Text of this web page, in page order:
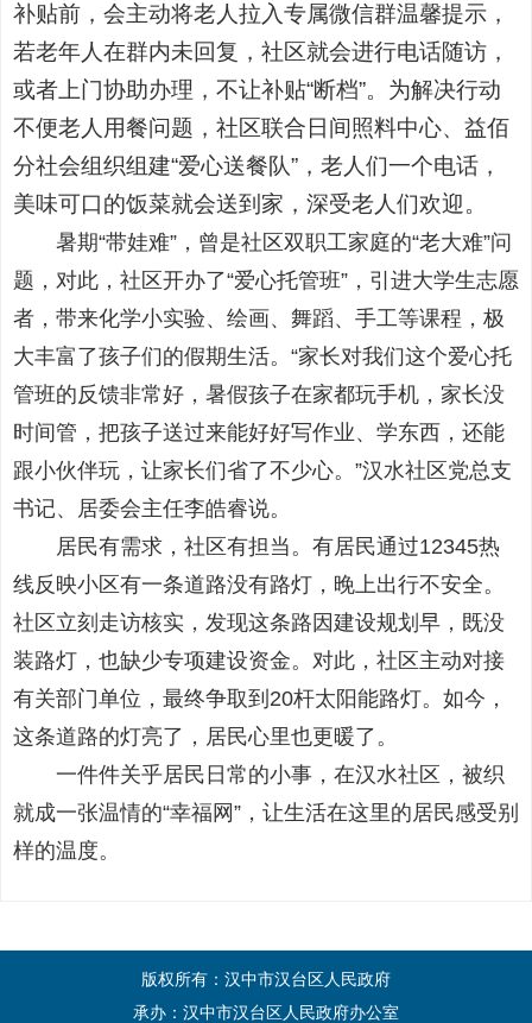
补贴前，会主动将老人拉入专属微信群温馨提示，
若老年人在群内未回复，社区就会进行电话随访，
或者上门协助办理，不让补贴“断档”。为解决行动
不便老人用餐问题，社区联合日间照料中心、益佰
分社会组织组建“爱心送餐队”，老人们一个电话，
美味可口的饭菜就会送到家，深受老人们欢迎。
暑期“带娃难”，曾是社区双职工家庭的“老大难”问
题，对此，社区开办了“爱心托管班”，引进大学生志愿
者，带来化学小实验、绘画、舞蹈、手工等课程，极
大丰富了孩子们的假期生活。“家长对我们这个爱心托
管班的反馈非常好，暑假孩子在家都玩手机，家长没
时间管，把孩子送过来能好好写作业、学东西，还能
跟小伙伴玩，让家长们省了不少心。”汉水社区党总支
书记、居委会主任李皓睿说。
居民有需求，社区有担当。有居民通过12345热
线反映小区有一条道路没有路灯，晚上出行不安全。
社区立刻走访核实，发现这条路因建设规划早，既没
装路灯，也缺少专项建设资金。对此，社区主动对接
有关部门单位，最终争取到20杆太阳能路灯。如今，
这条道路的灯亮了，居民心里也更暖了。
一件件关乎居民日常的小事，在汉水社区，被织
就成一张温情的“幸福网”，让生活在这里的居民感受别
样的温度。
版权所有：汉中市汉台区人民政府
承办：汉中市汉台区人民政府办公室